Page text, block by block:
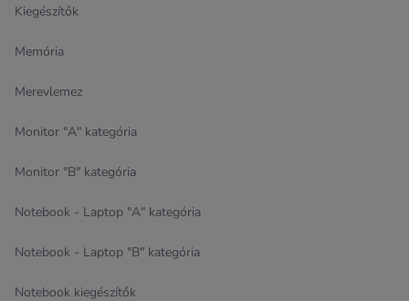
Kiegészítők
Memória
Merevlemez
Monitor "A" kategória
Monitor "B" kategória
Notebook - Laptop "A" kategória
Notebook - Laptop "B" kategória
Notebook kiegészítők